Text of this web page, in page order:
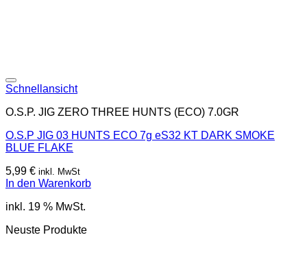
Schnellansicht
O.S.P. JIG ZERO THREE HUNTS (ECO) 7.0GR
O.S.P JIG 03 HUNTS ECO 7g eS32 KT DARK SMOKE
BLUE FLAKE
5,99 € inkl. MwSt
In den Warenkorb
inkl. 19 % MwSt.
Neuste Produkte